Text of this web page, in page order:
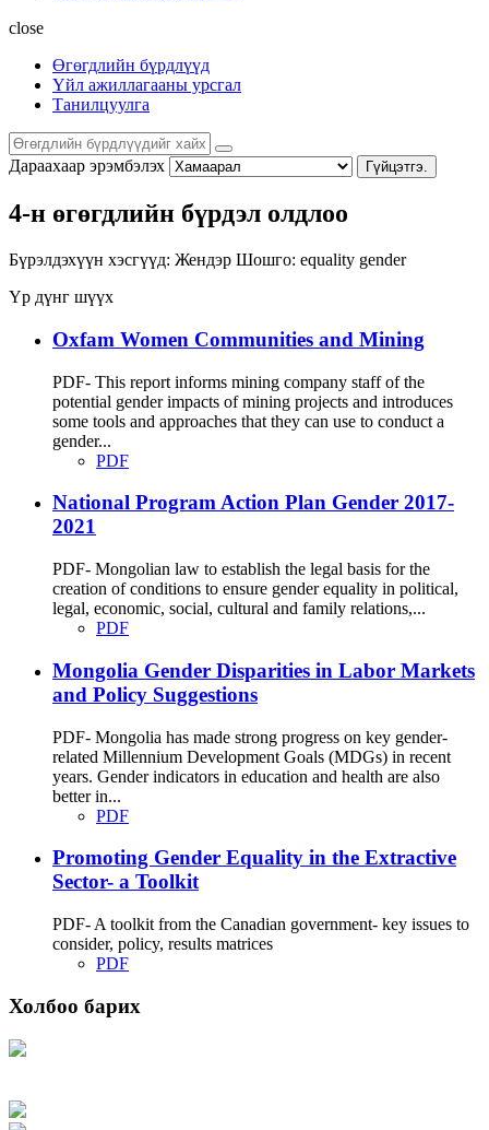
close
Өгөгдлийн бүрдлүүд
Үйл ажиллагааны урсгал
Танилцуулга
Дараахаар эрэмбэлэх Гүйцэтгэ.
4-н өгөгдлийн бүрдэл олдлоо
Бүрэлдэхүүн хэсгүүд: Жендэр Шошго: equality gender
Үр дүнг шүүх
Oxfam Women Communities and Mining
PDF- This report informs mining company staff of the
potential gender impacts of mining projects and introduces
some tools and approaches that they can use to conduct a
gender...
PDF
National Program Action Plan Gender 2017-
2021
PDF- Mongolian law to establish the legal basis for the
creation of conditions to ensure gender equality in political,
legal, economic, social, cultural and family relations,...
PDF
Mongolia Gender Disparities in Labor Markets
and Policy Suggestions
PDF- Mongolia has made strong progress on key gender-
related Millennium Development Goals (MDGs) in recent
years. Gender indicators in education and health are also
better in...
PDF
Promoting Gender Equality in the Extractive
Sector- a Toolkit
PDF- A toolkit from the Canadian government- key issues to
consider, policy, results matrices
PDF
Холбоо барих